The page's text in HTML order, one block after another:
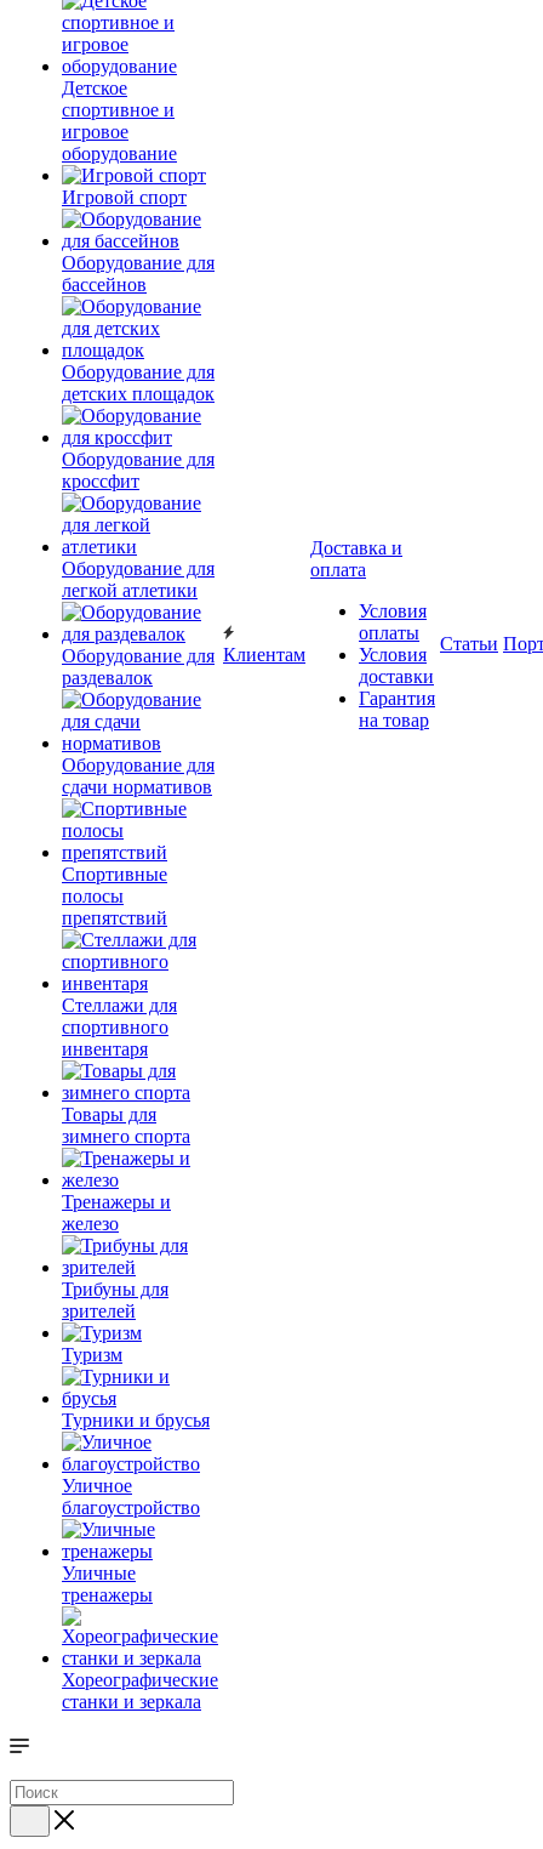
Детское
спортивное и
игровое
оборудование
Игровой спорт
Оборудование для
бассейнов
Оборудование для
детских площадок
Оборудование для
кроссфит
Оборудование для
легкой атлетики
Оборудование для
раздевалок
Оборудование для
сдачи нормативов
Спортивные
полосы
препятствий
Стеллажи для
спортивного
инвентаря
Товары для
зимнего спорта
Тренажеры и
железо
Трибуны для
зрителей
Туризм
Турники и брусья
Уличное
благоустройство
Уличные
тренажеры
Хореографические
станки и зеркала
Клиентам
Доставка и
оплата
Условия
оплаты
Условия
доставки
Гарантия
на товар
Статьи